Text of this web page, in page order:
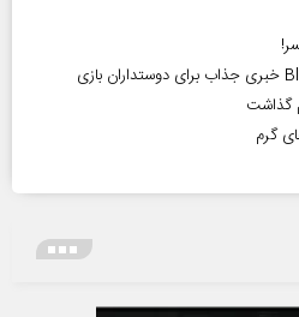
گذاشت
گرم